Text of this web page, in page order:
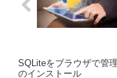
SQLiteをブラウザで管
のインストール